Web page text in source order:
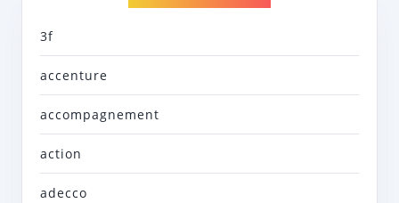
3f
accenture
accompagnement
action
adecco